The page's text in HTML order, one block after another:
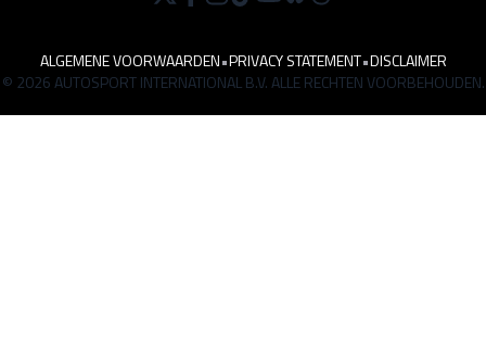
ALGEMENE VOORWAARDEN•PRIVACY STATEMENT•DISCLAIMER
© 2026 AUTOSPORT INTERNATIONAL B.V. ALLE RECHTEN VOORBEHOUDEN.